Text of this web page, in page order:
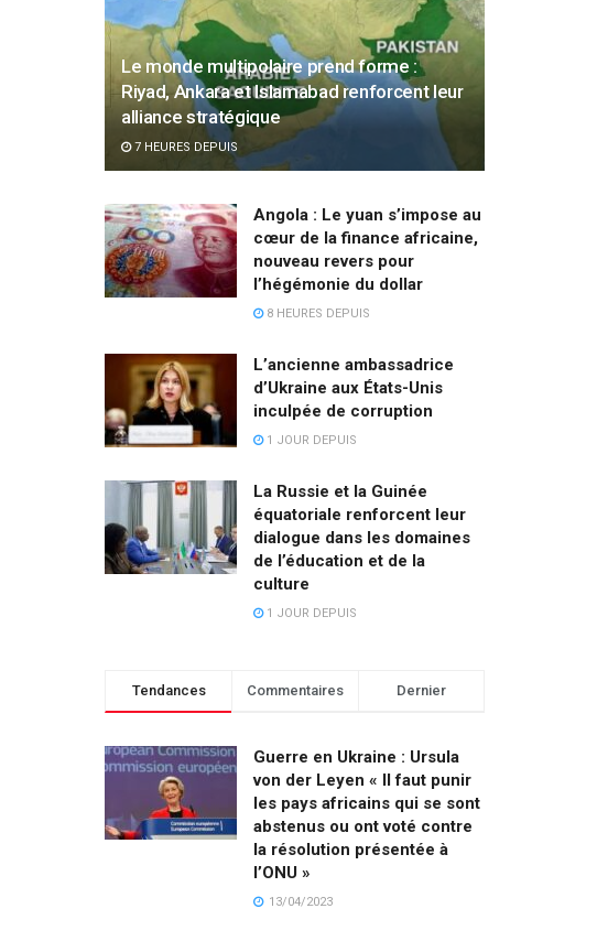
Le monde multipolaire prend forme :
Riyad, Ankara et Islamabad renforcent leur
alliance stratégique
7 HEURES DEPUIS
Angola : Le yuan s’impose au
cœur de la finance africaine,
nouveau revers pour
l’hégémonie du dollar
8 HEURES DEPUIS
L’ancienne ambassadrice
d’Ukraine aux États-Unis
inculpée de corruption
1 JOUR DEPUIS
La Russie et la Guinée
équatoriale renforcent leur
dialogue dans les domaines
de l’éducation et de la
culture
1 JOUR DEPUIS
Tendances Commentaires Dernier
Guerre en Ukraine : Ursula
von der Leyen « Il faut punir
les pays africains qui se sont
abstenus ou ont voté contre
la résolution présentée à
l’ONU »
13/04/2023